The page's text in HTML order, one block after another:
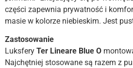
części zapewnia prywatność i
masie w kolorze niebieskim. Jest
Zastosowanie
Luksfery Ter Lineare Blue O
Najchętniej stosowane są razem z